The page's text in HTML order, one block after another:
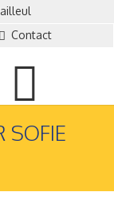
Contact
SOFIE